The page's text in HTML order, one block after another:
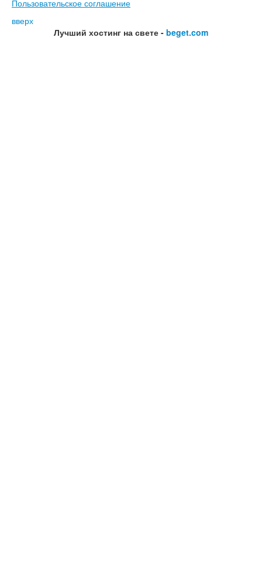
Пользовательское соглашение
вверх
Лучший хостинг на свете - beget.com